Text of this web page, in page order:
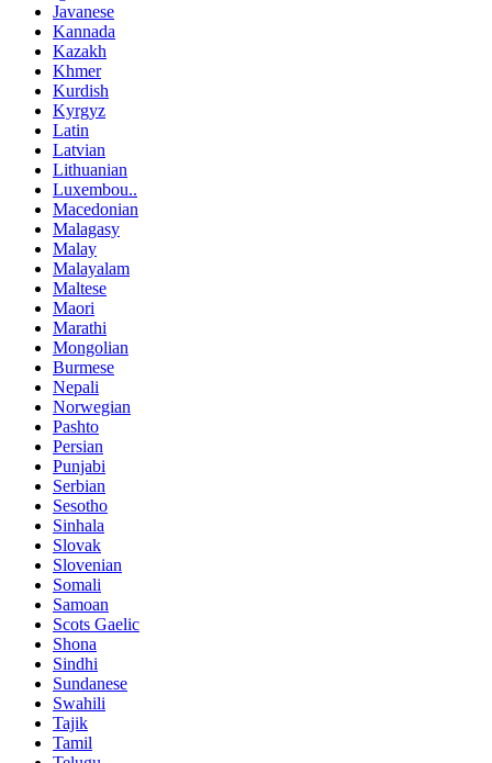
Javanese
Kannada
Kazakh
Khmer
Kurdish
Kyrgyz
Latin
Latvian
Lithuanian
Luxembou..
Macedonian
Malagasy
Malay
Malayalam
Maltese
Maori
Marathi
Mongolian
Burmese
Nepali
Norwegian
Pashto
Persian
Punjabi
Serbian
Sesotho
Sinhala
Slovak
Slovenian
Somali
Samoan
Scots Gaelic
Shona
Sindhi
Sundanese
Swahili
Tajik
Tamil